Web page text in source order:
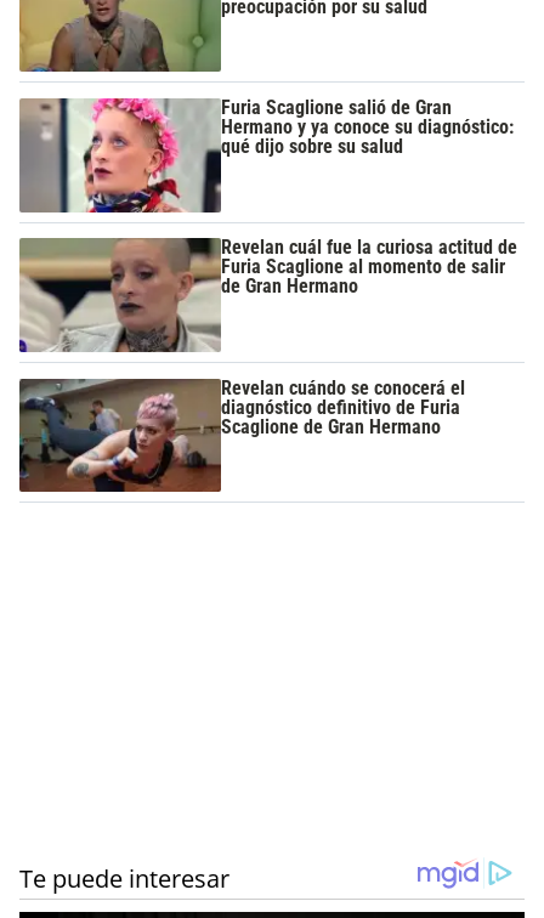
preocupación por su salud
Furia Scaglione salió de Gran
Hermano y ya conoce su diagnóstico:
qué dijo sobre su salud
Revelan cuál fue la curiosa actitud de
Furia Scaglione al momento de salir
de Gran Hermano
Revelan cuándo se conocerá el
diagnóstico definitivo de Furia
Scaglione de Gran Hermano